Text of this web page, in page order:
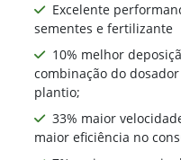
Excelente
sementes e fertilizante
10% melhor
combinação do
plantio;
33% maior
maior eficiência no